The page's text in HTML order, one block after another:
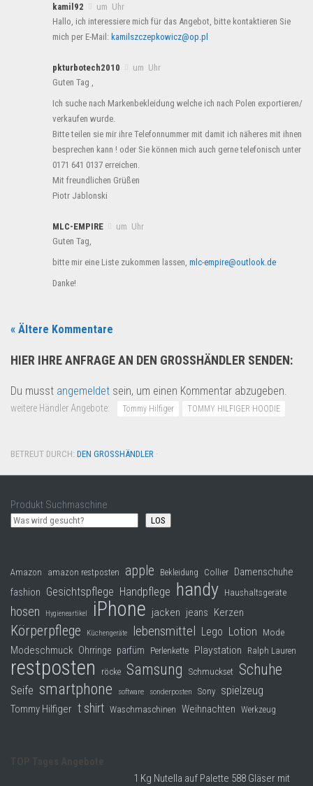
kamil92
um Uhr
Hallo, ich interessiere mich für das Angebot, bitte kontaktieren Sie
mich per E-Mail: kamilszczepkowicz@op.pl
pkturbotech2010
um Uhr
Guten Tag ,
Ich suche nach Markenbekleidung welche ich nach Polen exportieren/
verkaufen wurde.
Bitte teilen sie mir ihre Telefonnummer mit damit ich näheres mit ihnen
besprechen kann ! oder Sie können mich auch gerne telefonisch unter
0171 641 0137 erreichen.
Mit freundlichen Grüßen
Piotr Jablonski
MLC-EMPIRE
um Uhr
Guten Tag,
bitte mir eine Liste zukommen lassen, mlc-empire@outlook.de
Danke!
« Ältere Kommentare
HIER IHRE ANFRAGE AN DEN GROSSHÄNDLER SENDEN:
Du musst angemeldet sein, um einen Kommentar abzugeben.
weitere Händler Angebote: Tommy Hilfiger TOMMY HILFIGER HOODIE
BETREUT DURCH: DEN GROSSHÄNDLER ·
Produkt Suchmaschine
LOS
Amazon amazon restposten apple Bekleidung Collier Damenschuhe
fashion Gesichtspflege Handpflege handy Haushaltsgeräte
hosen Hygieneartikel iPhone jacken jeans Kerzen
Körperpflege Küchengeräte lebensmittel Lego Lotion Mode
Modeschmuck Ohrringe parfüm Perlenkette Playstation Ralph Lauren
restposten röcke Samsung Schmuckset Schuhe
Seife smartphone software sonderposten Sony spielzeug
Tommy Hilfiger t shirt Waschmaschinen Weihnachten Werkzeug
1 Kg Nutella auf Palette 588 Gläser mit